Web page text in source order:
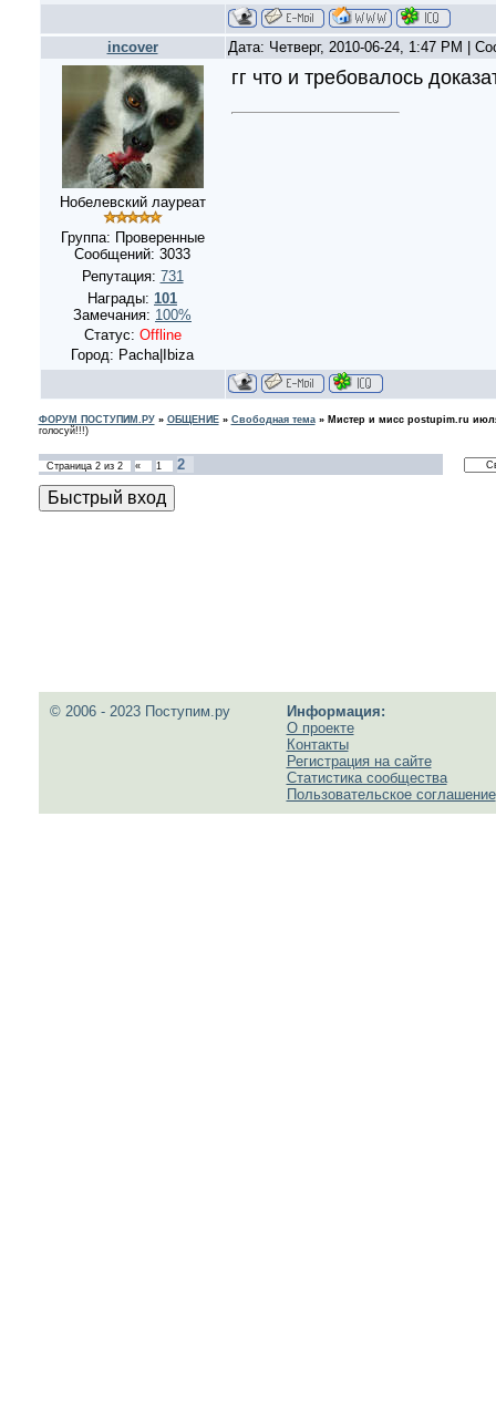
incover Дата: Четверг, 2010-06-24, 1:47 PM |
Нобелевский лауреат
Группа: Проверенные
Сообщений: 3033
Репутация: 731
Награды: 101
Замечания: 100%
Статус: Offline
Город: Pacha|Ibiza
гг что и требовалось
ФОРУМ ПОСТУПИМ.РУ» ОБЩЕНИЕ» Свободная тема» Мистер и мисс postupim.ru
голосуй!!!)
Страница 2из 2 « 1 2
© 2006 - 2023 Поступим.ру
Информация:
О проекте
Контакты
Регистрация на сайте
Статистика сообщества
Пользовательское соглашение